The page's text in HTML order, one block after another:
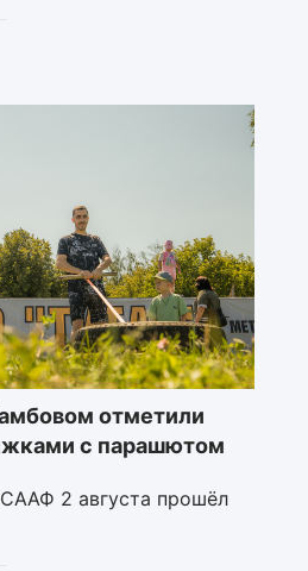
отметили
с парашютом
2 августа прошёл